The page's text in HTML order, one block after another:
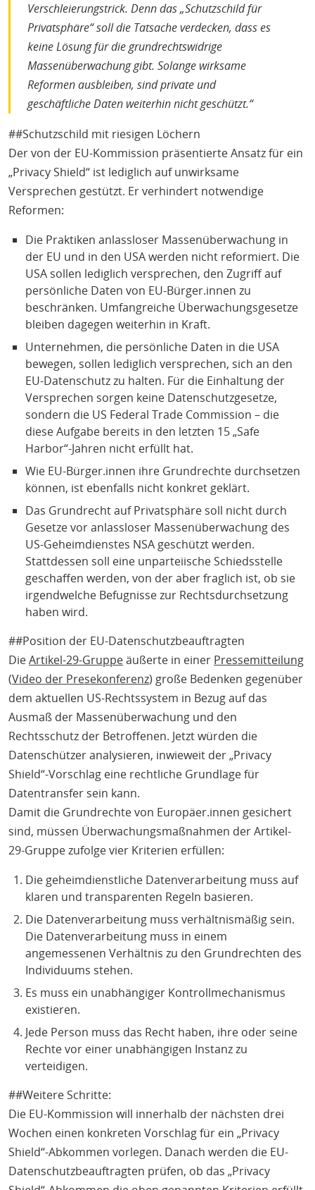
Verschleierungstrick. Denn das „Schutzschild für
Privatsphäre“ soll die Tatsache verdecken, dass es
keine Lösung für die grundrechtswidrige
Massenüberwachung gibt. Solange wirksame
Reformen ausbleiben, sind private und
geschäftliche Daten weiterhin nicht geschützt.“
##Schutzschild mit riesigen Löchern
Der von der EU-Kommission präsentierte Ansatz für ein
„Privacy Shield“ ist lediglich auf unwirksame
Versprechen gestützt. Er verhindert notwendige
Reformen:
Die Praktiken anlassloser Massenüberwachung in
der EU und in den USA werden nicht reformiert. Die
USA sollen lediglich versprechen, den Zugriff auf
persönliche Daten von EU-Bürger.innen zu
beschränken. Umfangreiche Überwachungsgesetze
bleiben dagegen weiterhin in Kraft.
Unternehmen, die persönliche Daten in die USA
bewegen, sollen lediglich versprechen, sich an den
EU-Datenschutz zu halten. Für die Einhaltung der
Versprechen sorgen keine Datenschutzgesetze,
sondern die US Federal Trade Commission – die
diese Aufgabe bereits in den letzten 15 „Safe
Harbor“-Jahren nicht erfüllt hat.
Wie EU-Bürger.innen ihre Grundrechte durchsetzen
können, ist ebenfalls nicht konkret geklärt.
Das Grundrecht auf Privatsphäre soll nicht durch
Gesetze vor anlassloser Massenüberwachung des
US-Geheimdienstes NSA geschützt werden.
Stattdessen soll eine unparteiische Schiedsstelle
geschaffen werden, von der aber fraglich ist, ob sie
irgendwelche Befugnisse zur Rechtsdurchsetzung
haben wird.
##Position der EU-Datenschutzbeauftragten
DieArtikel-29-Gruppeäußerte in einer Pressemitteilung
(Video der Presekonferenz) große Bedenken gegenüber
dem aktuellen US-Rechtssystem in Bezug auf das
Ausmaß der Massenüberwachung und den
Rechtsschutz der Betroffenen. Jetzt würden die
Datenschützer analysieren, inwieweit der „Privacy
Shield“-Vorschlag eine rechtliche Grundlage für
Datentransfer sein kann.
Damit die Grundrechte von Europäer.innen gesichert
sind, müssen Überwachungsmaßnahmen der Artikel-
29-Gruppe zufolge vier Kriterien erfüllen:
Die geheimdienstliche Datenverarbeitung muss auf
klaren und transparenten Regeln basieren.
Die Datenverarbeitung muss verhältnismäßig sein.
Die Datenverarbeitung muss in einem
angemessenen Verhältnis zu den Grundrechten des
Individuums stehen.
Es muss ein unabhängiger Kontrollmechanismus
existieren.
Jede Person muss das Recht haben, ihre oder seine
Rechte vor einer unabhängigen Instanz zu
verteidigen.
##Weitere Schritte:
Die EU-Kommission will innerhalb der nächsten drei
Wochen einen konkreten Vorschlag für ein „Privacy
Shield“-Abkommen vorlegen. Danach werden die EU-
Datenschutzbeauftragten prüfen, ob das „Privacy